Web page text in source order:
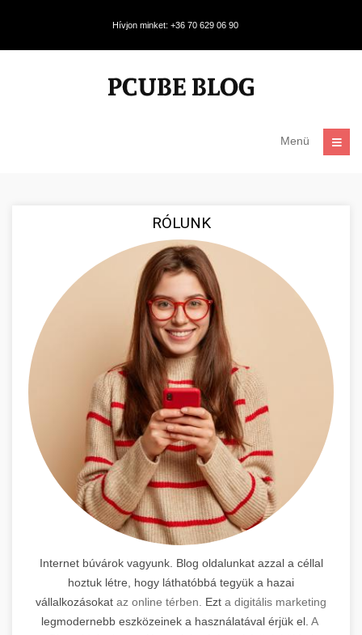
Hívjon minket: +36 70 629 06 90
Menü
RÓLUNK
Internet búvárok vagyunk. Blog oldalunkat azzal a céllal
hoztuk létre, hogy láthatóbbá tegyük a hazai
vállalkozásokat az online térben. Ezt a digitális marketing
legmodernebb eszközeinek a használatával érjük el. A